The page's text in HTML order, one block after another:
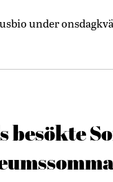
under
besökte